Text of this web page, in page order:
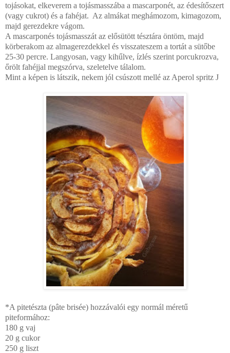
tojásokat, elkeverem a tojásmasszába a mascarponét, az édesítőszert
(vagy cukrot) és a fahéjat. Az almákat meghámozom, kimagozom,
majd gerezdekre vágom.
A mascarponés tojásmasszát az elősütött tésztára öntöm, majd
körberakom az almagerezdekkel és visszateszem a tortát a sütőbe
25-30 percre. Langyosan, vagy kihűlve, ízlés szerint porcukrozva,
őrölt fahéjjal megszórva, szeletelve tálalom.
Mint a képen is látszik, nekem jól csúszott mellé az Aperol spritz J
*A pitetészta (pâte brisée) hozzávalói egy normál méretű
piteformához:
180 g vaj
20 g cukor
250 g liszt